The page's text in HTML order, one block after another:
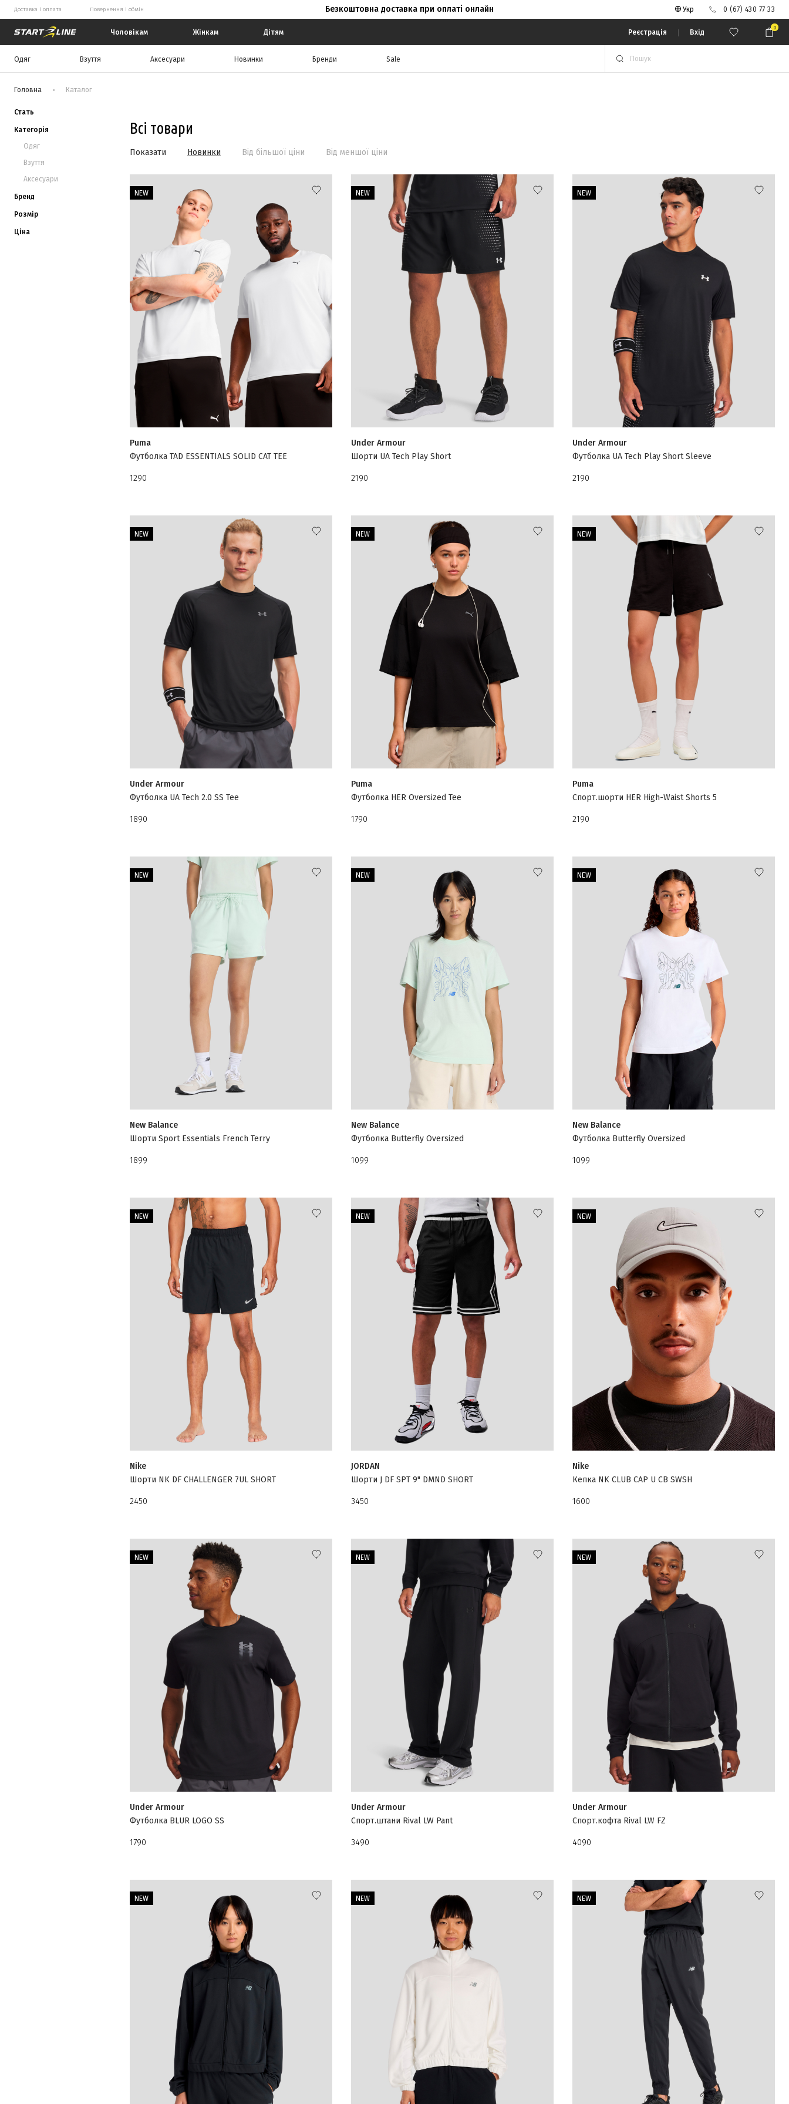
Доставка і оплата Повернення і обмін Безкоштовна доставка при оплаті онлайн Укр 0 (67) 430 77 33
Чоловікам Жінкам Дітям Реєстрація Вхід
0
Одяг Взуття Аксесуари Новинки Бренди Sale
Головна Каталог
Всі товари
Показати Новинки Від більшої ціни Від меншої ціни
NEW
Puma
Футболка TAD ESSENTIALS SOLID CAT TEE
1290
NEW
Under Armour
Шорти UA Tech Play Short
2190
NEW
Under Armour
Футболка UA Tech Play Short Sleeve
2190
NEW
Under Armour
Футболка UA Tech 2.0 SS Tee
1890
NEW
Puma
Футболка HER Oversized Tee
1790
NEW
Puma
Спорт.шорти HER High-Waist Shorts 5
2190
NEW
New Balance
Шорти Sport Essentials French Terry
1899
NEW
New Balance
Футболка Butterfly Oversized
1099
NEW
New Balance
Футболка Butterfly Oversized
1099
NEW
Nike
Шорти NK DF CHALLENGER 7UL SHORT
2450
NEW
JORDAN
Шорти J DF SPT 9" DMND SHORT
3450
NEW
Nike
Кепка NK CLUB CAP U CB SWSH
1600
NEW
Under Armour
Футболка BLUR LOGO SS
1790
NEW
Under Armour
Спорт.штани Rival LW Pant
3490
NEW
Under Armour
Спорт.кофта Rival LW FZ
4090
NEW NEW NEW
Стать
Категорія
Одяг
Взуття
Аксесуари
Бренд
Розмір
Ціна